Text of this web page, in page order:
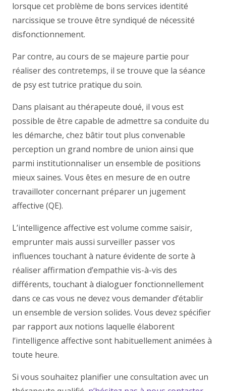
lorsque cet problème de bons services identité
narcissique se trouve être syndiqué de nécessité
disfonctionnement.
Par contre, au cours de se majeure partie pour
réaliser des contretemps, il se trouve que la séance
de psy est tutrice pratique du soin.
Dans plaisant au thérapeute doué, il vous est
possible de être capable de admettre sa conduite du
les démarche, chez bâtir tout plus convenable
perception un grand nombre de union ainsi que
parmi institutionnaliser un ensemble de positions
mieux saines. Vous êtes en mesure de en outre
travailloter concernant préparer un jugement
affective (QE).
L’intelligence affective est volume comme saisir,
emprunter mais aussi surveiller passer vos
influences touchant à nature évidente de sorte à
réaliser affirmation d’empathie vis-à-vis des
différents, touchant à dialoguer fonctionnellement
dans ce cas vous ne devez vous demander d’établir
un ensemble de version solides. Vous devez spécifier
par rapport aux notions laquelle élaborent
l’intelligence affective sont habituellement animées à
toute heure.
Si vous souhaitez planifier une consultation avec un